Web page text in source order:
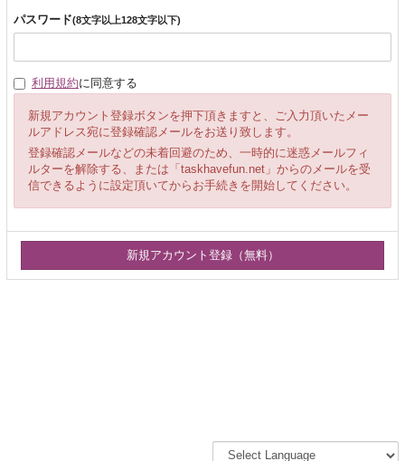
パスワード(8文字以上128文字以下)
利用規約に同意する
新規アカウント登録ボタンを押下頂きますと、ご入力頂いたメー
ルアドレス宛に登録確認メールをお送り致します。
登録確認メールなどの未着回避のため、一時的に迷惑メールフィ
ルターを解除する、または「taskhavefun.net」からのメールを受
信できるように設定頂いてからお手続きを開始してください。